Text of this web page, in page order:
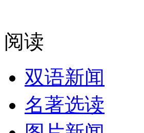
阅读
双语新闻
名著选读